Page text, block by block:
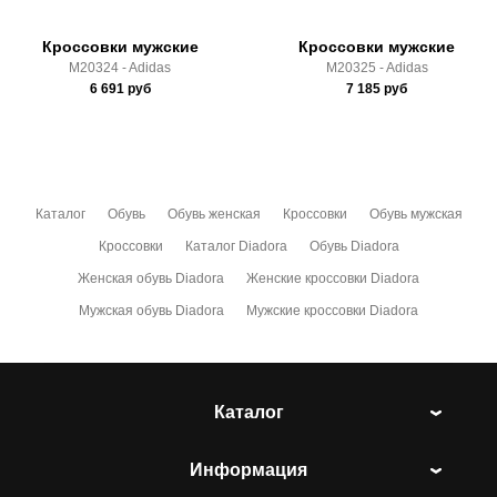
Кроссовки мужские
M20324 - Adidas
6 691 руб
Кроссовки мужские
M20325 - Adidas
7 185 руб
Каталог Обувь Обувь женская Кроссовки Обувь мужская
Кроссовки Каталог Diadora Обувь Diadora
Женская обувь Diadora Женские кроссовки Diadora
Мужская обувь Diadora Мужские кроссовки Diadora
Каталог
Информация